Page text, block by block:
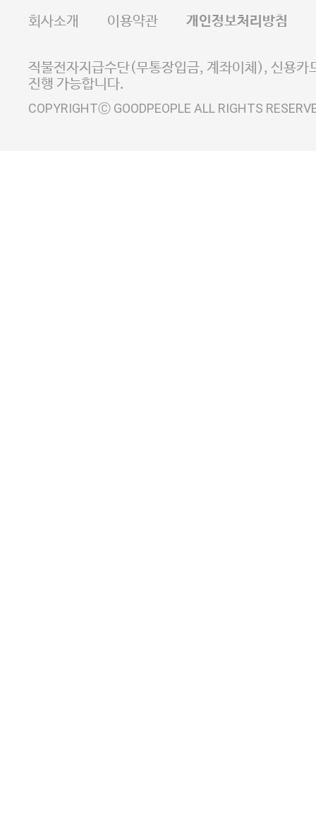
E-MAIL goodpeople@gpin.co.kr
사업자정보확인
이니시스 에스크로 서비
회사소개 이용약관 개인정보처리방침
직불전자지급수단(무통장입금, 계좌이체), 신용카
진행 가능합니다.
COPYRIGHTⒸ GOODPEOPLE ALL RIGHTS